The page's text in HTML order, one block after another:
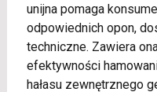
unijna pomaga
odpowiednich opon,
techniczne. Zawiera
efektywności
hałasu zewnętrznego